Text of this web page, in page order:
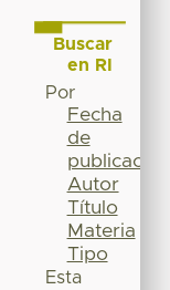
Buscar
en RI
Por
Fecha
de
publicación
Autor
Título
Materia
Tipo
Esta